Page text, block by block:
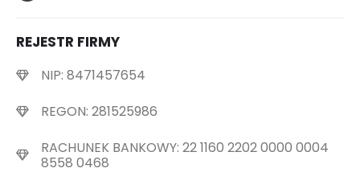
REJESTR FIRMY
NIP: 8471457654
REGON: 281525986
RACHUNEK BANKOWY: 22 1160 2202 0000 0004
8558 0468